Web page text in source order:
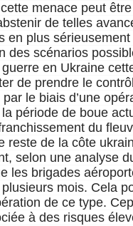
menace peut
de telles
en plus
des scénarios
en Ukraine
de prendre le
le biais d’une
période de boue
du
reste de la côte
selon une analyse
les brigades
mois. Cela
de ce type.
à des risques